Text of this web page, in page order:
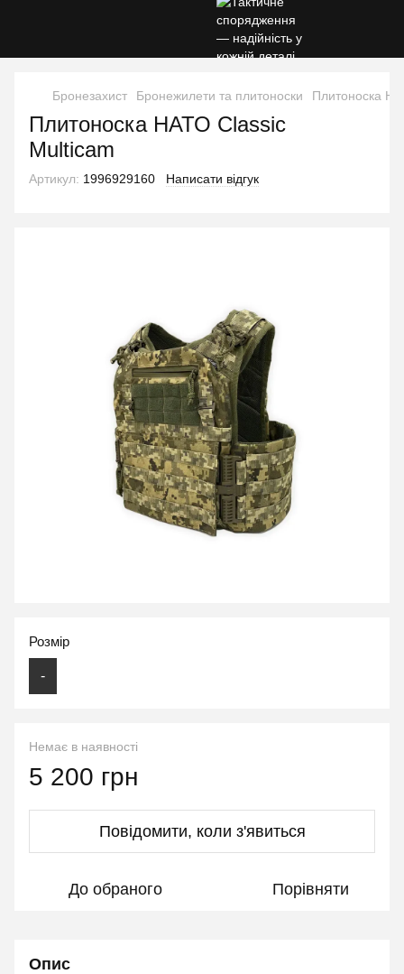
Бронезахист Бронежилети та плитоноски Плитоноска
Плитоноска НАТО Classic
Multicam
Артикул: 1996929160 Написати відгук
Розмір
-
Немає в наявності
5 200 грн
Повідомити, коли з'явиться
До обраного Порівняти
Опис